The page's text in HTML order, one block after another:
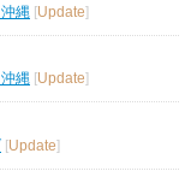
縄 [Update]
縄 Update
[Update]